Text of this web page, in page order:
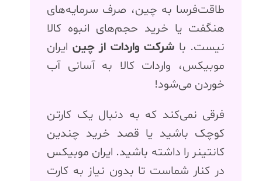
طاقت‌فرسا به چین، صرف سرمایه‌های
هنگفت یا خرید حجم‌های انبوه کالا
نیست. با شرکت واردات از چین ایران
موبیکس، واردات کالا به آسانی آب
خوردن می‌شود!
فرقی نمی‌کند که به دنبال یک کارتن
کوچک باشید یا قصد خرید چندین
کانتینر را داشته باشید. ایران موبیکس
در کنار شماست تا بدون نیاز به کارت